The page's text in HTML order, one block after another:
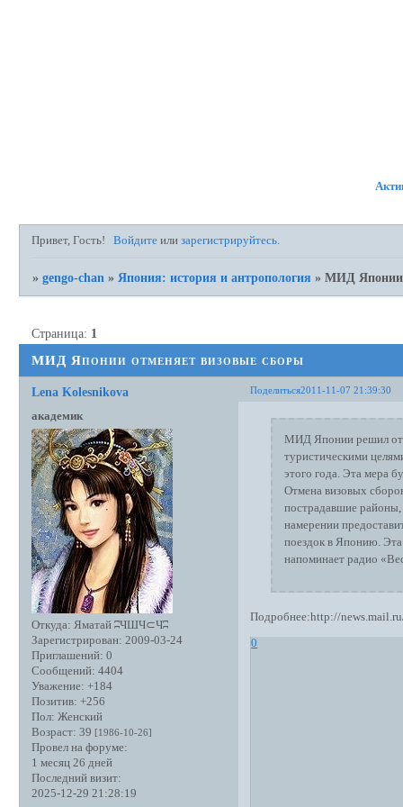
Привет, Гость! Войдите илизарегистрируйтесь.
»gengo-chan » Япония: история и антропология »МИД Японии
МИД Японии отменяет визовые сборы
Страница: 1
Поделиться2011-11-07 21:39:30
Lena Kolesnikova
академик
Откуда: Яматай ʭЧШЧ⊂Чʭ
Зарегистрирован: 2009-03-24
Приглашений: 0
Сообщений: 4404
Уважение: +184
Позитив: +256
Пол: Женский
Возраст: 39 [1986-10-26]
Провел на форуме:
1 месяц 26 дней
Последний визит:
2025-12-29 21:28:19
МИД Японии решил
туристическими
этого года. Эта мера
Отмена визовых
пострадавшие районы,
намерении
поездок в Японию. Эта
напоминает радио
Подробнее:http://
0